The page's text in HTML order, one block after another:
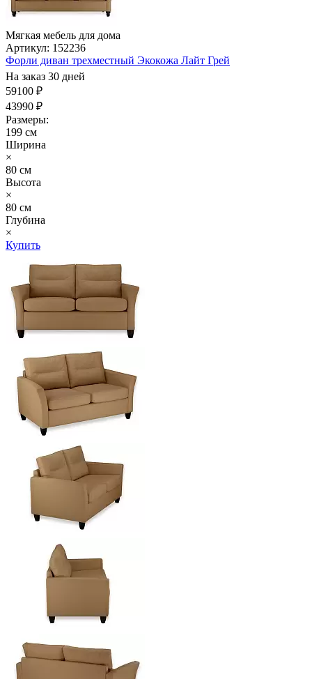
Мягкая мебель для дома
Артикул: 152236
Форли диван трехместный Экокожа Лайт Грей
На заказ 30 дней
59100 ₽
43990 ₽
Размеры:
199 см
Ширина
×
80 см
Высота
×
80 см
Глубина
×
Купить